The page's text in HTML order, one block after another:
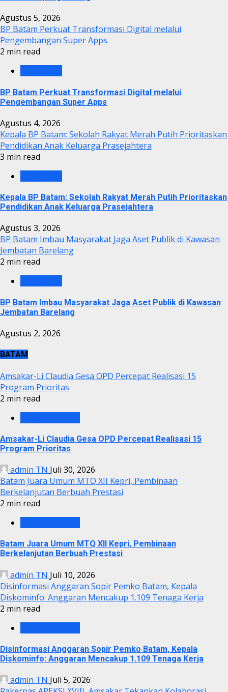
Agustus 5, 2026
BP Batam Perkuat Transformasi Digital melalui
Pengembangan Super Apps
2 min read
BP Batam Perkuat Transformasi Digital melalui
Pengembangan Super Apps
Agustus 4, 2026
Kepala BP Batam: Sekolah Rakyat Merah Putih Prioritaskan
Pendidikan Anak Keluarga Prasejahtera
3 min read
Kepala BP Batam: Sekolah Rakyat Merah Putih Prioritaskan
Pendidikan Anak Keluarga Prasejahtera
Agustus 3, 2026
BP Batam Imbau Masyarakat Jaga Aset Publik di Kawasan
Jembatan Barelang
2 min read
BP Batam Imbau Masyarakat Jaga Aset Publik di Kawasan
Jembatan Barelang
Agustus 2, 2026
BATAM
Amsakar-Li Claudia Gesa OPD Percepat Realisasi 15
Program Prioritas
2 min read
Amsakar-Li Claudia Gesa OPD Percepat Realisasi 15
Program Prioritas
admin TN Juli 30, 2026
Batam Juara Umum MTQ XII Kepri, Pembinaan
Berkelanjutan Berbuah Prestasi
2 min read
Batam Juara Umum MTQ XII Kepri, Pembinaan
Berkelanjutan Berbuah Prestasi
admin TN Juli 10, 2026
Disinformasi Anggaran Sopir Pemko Batam, Kepala
Diskominfo: Anggaran Mencakup 1.109 Tenaga Kerja
2 min read
Disinformasi Anggaran Sopir Pemko Batam, Kepala
Diskominfo: Anggaran Mencakup 1.109 Tenaga Kerja
admin TN Juli 5, 2026